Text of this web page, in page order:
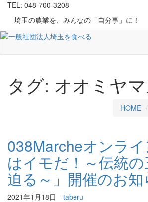
TEL: 048-700-3208
埼玉の農業を、みんなの「自分事」に！
タグ: オオミヤ
HOME
038Marcheオンラ
はイモだ！～伝統の
迫る～」開催のお知
2021年1月18日
taberu